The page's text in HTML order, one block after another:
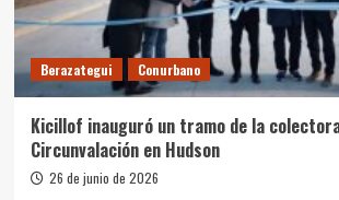
Berazategui Conurbano
Kicillof inauguró un tramo de la
Circunvalación en Hudson
26 de junio de 2026